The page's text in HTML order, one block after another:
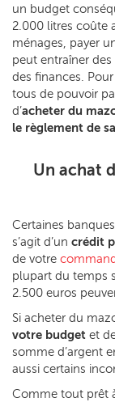
un budget
2.000 litres coûte
ménages, payer
peut entraîner
des finances.
tous de pouvoir
d’acheter du
le règlement de
Un achat
Certaines
s’agit d’un crédit
de votre
plupart du temps
2.500 euros
Si acheter du
votre budget et
somme d’argent
aussi certains
Comme tout prêt